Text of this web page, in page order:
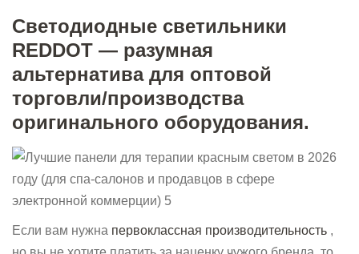
Светодиодные светильники
REDDOT — разумная
альтернатива для оптовой
торговли/производства
оригинального оборудования.
Если вам нужна первоклассная производительность ,